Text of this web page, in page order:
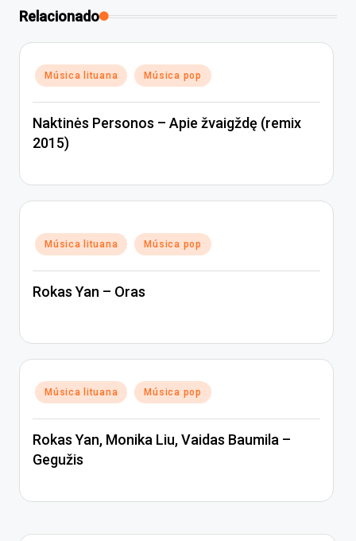
Relacionado
Posted
in
Música lituana Música pop
Naktinės Personos – Apie žvaigždę (remix
2015)
Posted
in
Música lituana Música pop
Rokas Yan – Oras
Posted
in
Música lituana Música pop
Rokas Yan, Monika Liu, Vaidas Baumila –
Gegužis